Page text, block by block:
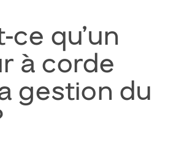
ce qu’un
à corde
gestion du